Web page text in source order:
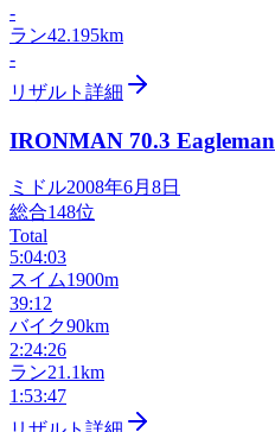
-
ラン42.195km
-
リザルト詳細
IRONMAN 70.3 Eagleman
ミドル2008年6月8日
総合148位
Total
5:04:03
スイム1900m
39:12
バイク90km
2:24:26
ラン21.1km
1:53:47